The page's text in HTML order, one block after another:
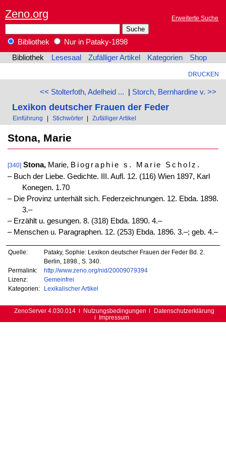
Zeno.org Erweiterte Suche
Bibliothek
Nur in Pataky-1898
Bibliothek
Lesesaal Zufälliger Artikel Kategorien Shop
DRUCKEN
<< Stolterfoth, Adelheid ... | Storch, Bernhardine v. >>
Lexikon deutscher Frauen der Feder
Einführung | Stichwörter | Zufälliger Artikel
Stona, Marie
[340] Stona,Marie, Biographie s. Marie Scholz .
‒ Buch der Liebe. Gedichte. III. Aufl. 12. (116) Wien 1897, Karl
Konegen. 1.70
‒ Die Provinz unterhält sich. Federzeichnungen. 12. Ebda. 1898.
3.–
‒ Erzählt u. gesungen. 8. (318) Ebda. 1890. 4.–
‒ Menschen u. Paragraphen. 12. (253) Ebda. 1896. 3.–; geb. 4.–
Quelle:
Pataky, Sophie: Lexikon deutscher Frauen der Feder Bd. 2.
Berlin, 1898., S. 340.
Permalink:
http://www.zeno.org/nid/20009079394
Lizenz:
Gemeinfrei
Kategorien:
Lexikalischer Artikel
ZenoServer 4.030.014 Nutzungsbedingungen
Datenschutzerklärung
Impressum